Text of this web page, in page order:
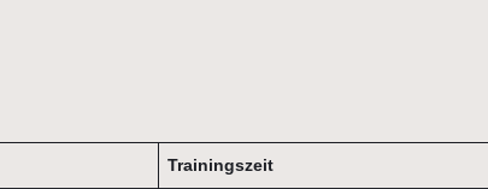
Trainingszeit